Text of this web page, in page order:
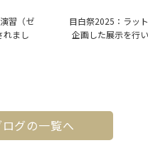
習（ゼ
れまし
目白祭2025：ラッ
企画した展示を行
グの一覧へ